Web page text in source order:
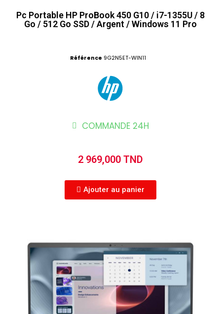
Pc Portable HP ProBook 450 G10 / i7-1355U / 8
Go / 512 Go SSD / Argent / Windows 11 Pro
Référence 9G2N5ET-WIN11
COMMANDE 24H
2 969,000 TND
Ajouter au panier